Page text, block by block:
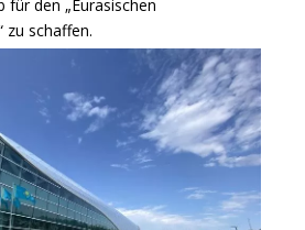
den „Eurasischen
zu schaffen.